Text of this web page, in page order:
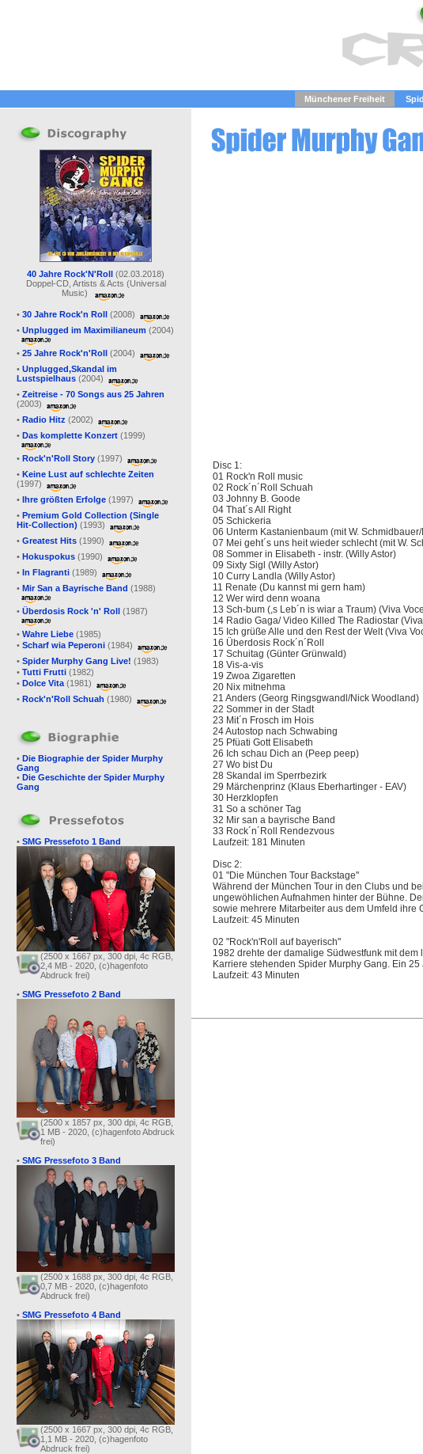
Münchener Freiheit
40 Jahre Rock'N'Roll (02.03.2018)
Doppel-CD, Artists & Acts (Universal
Music)
• 30 Jahre Rock'n Roll (2008)
• Unplugged im Maximilianeum (2004)
• 25 Jahre Rock'n'Roll (2004)
• Unplugged,Skandal im
Lustspielhaus (2004)
• Zeitreise - 70 Songs aus 25 Jahren
(2003)
• Radio Hitz (2002)
• Das komplette Konzert (1999)
• Rock'n'Roll Story (1997)
• Keine Lust auf schlechte Zeiten
(1997)
• Ihre größten Erfolge (1997)
• Premium Gold Collection (Single
Hit-Collection) (1993)
• Greatest Hits (1990)
• Hokuspokus (1990)
• In Flagranti (1989)
• Mir San a Bayrische Band (1988)
• Überdosis Rock 'n' Roll (1987)
• Wahre Liebe (1985)
• Scharf wia Peperoni (1984)
• Spider Murphy Gang Live! (1983)
• Tutti Frutti (1982)
• Dolce Vita (1981)
• Rock'n'Roll Schuah (1980)
• Die Biographie der Spider Murphy
Gang
• Die Geschichte der Spider Murphy
Gang
• SMG Pressefoto 1 Band
(2500 x 1667 px, 300 dpi, 4c RGB,
2,4 MB - 2020, (c)hagenfoto
Abdruck frei)
• SMG Pressefoto 2 Band
(2500 x 1857 px, 300 dpi, 4c RGB,
1 MB - 2020, (c)hagenfoto Abdruck
frei)
• SMG Pressefoto 3 Band
(2500 x 1688 px, 300 dpi, 4c RGB,
0,7 MB - 2020, (c)hagenfoto
Abdruck frei)
• SMG Pressefoto 4 Band
(2500 x 1667 px, 300 dpi, 4c RGB,
1,1 MB - 2020, (c)hagenfoto
Abdruck frei)
Disc 1:
01 Rock'n Roll music
02 Rock´n´Roll Schuah
03 Johnny B. Goode
04 That´s All Right
05 Schickeria
06 Unterm Kastanienbaum (mit W.
07 Mei geht´s uns heit wieder schlecht (mit W.
08 Sommer in Elisabeth - instr. (Willy Astor)
09 Sixty Sigl (Willy Astor)
10 Curry Landla (Willy Astor)
11 Renate (Du kannst mi gern ham)
12 Wer wird denn woana
13 Sch-bum (,s Leb´n is wiar a Traum) (Viva
14 Radio Gaga/ Video Killed The Radiostar
15 Ich grüße Alle und den Rest der Welt (Viva
16 Überdosis Rock´n´Roll
17 Schuitag (Günter Grünwald)
18 Vis-a-vis
19 Zwoa Zigaretten
20 Nix mitnehma
21 Anders (Georg Ringsgwandl/Nick Woodland)
22 Sommer in der Stadt
23 Mit´n Frosch im Hois
24 Autostop nach Schwabing
25 Pfüati Gott Elisabeth
26 Ich schau Dich an (Peep peep)
27 Wo bist Du
28 Skandal im Sperrbezirk
29 Märchenprinz (Klaus Eberhartinger - EAV)
30 Herzklopfen
31 So a schöner Tag
32 Mir san a bayrische Band
33 Rock´n´Roll Rendezvous
Laufzeit: 181 Minuten
Disc 2:
01 "Die München Tour Backstage"
Während der München Tour in den Clubs und
ungewöhlichen Aufnahmen hinter der Bühne.
sowie mehrere Mitarbeiter aus dem Umfeld ihre
Laufzeit: 45 Minuten
02 "Rock'n'Roll auf bayerisch"
1982 drehte der damalige Südwestfunk mit
Karriere stehenden Spider Murphy Gang. Ein
Laufzeit: 43 Minuten